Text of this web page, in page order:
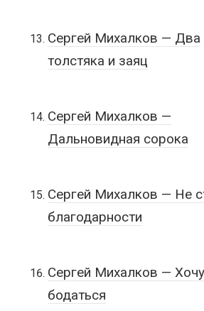
Сергей Михалков — Два
толстяка и заяц
Сергей Михалков —
Дальновидная сорока
Сергей Михалков — Не
благодарности
Сергей Михалков — Хочу
бодаться